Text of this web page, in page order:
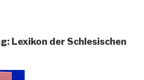
Lexikon der Schlesischen